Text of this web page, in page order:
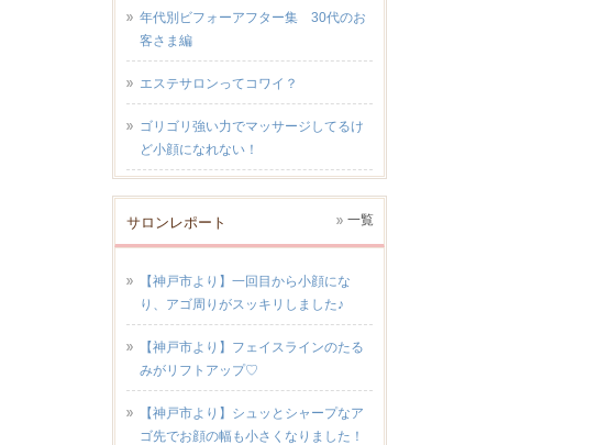
年代別ビフォーアフター集 30代のお
客さま編
エステサロンってコワイ？
ゴリゴリ強い力でマッサージしてるけ
ど小顔になれない！
サロンレポート 一覧
【神戸市より】一回目から小顔にな
り、アゴ周りがスッキリしました♪
【神戸市より】フェイスラインのたる
みがリフトアップ♡
【神戸市より】シュッとシャープなア
ゴ先でお顔の幅も小さくなりました！